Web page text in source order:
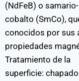
(NdFeB) o samario-
cobalto (SmCo),
conocidos por sus
propiedades
Tratamiento de la
superficie: